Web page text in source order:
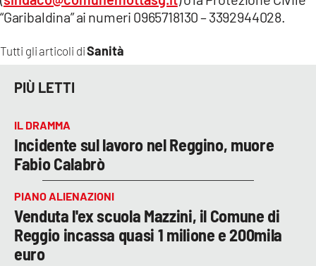
Tutti gli articoli diSanità
“Garibaldina” ai numeri 0965718130 – 3392944028.
PIÙ LETTI
IL DRAMMA
Incidente sul lavoro nel Reggino, muore
Fabio Calabrò
PIANO ALIENAZIONI
Venduta l'ex scuola Mazzini, il Comune di
Reggio incassa quasi 1 milione e 200mila
euro